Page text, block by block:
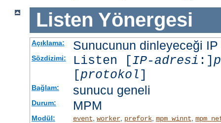
Listen Yönergesi
Açıklama: Sunucunun dinleyeceği
Sözdizimi: Listen [IP-adresi :]
[protokol]
Bağlam: sunucu geneli
Durum: MPM
Modül: event worker, prefork, mpm_winnt